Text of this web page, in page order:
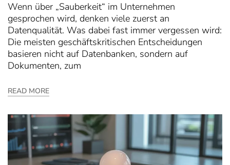
Wenn über „Sauberkeit“ im Unternehmen
gesprochen wird, denken viele zuerst an
Datenqualität. Was dabei fast immer vergessen wird:
Die meisten geschäftskritischen Entscheidungen
basieren nicht auf Datenbanken, sondern auf
Dokumenten, zum
READ MORE